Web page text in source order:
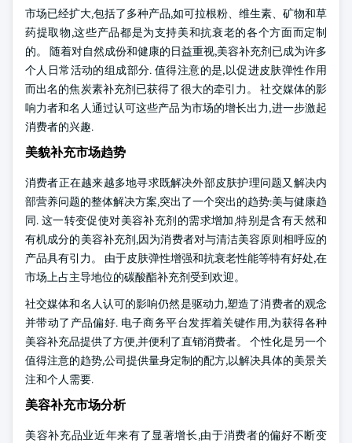
市场已经扩大,包括了多种产品,如可拉根粉、维生素、矿物和草
药提取物,这些产品都是为支持美和抗衰老的各个方面而定制
的。 随着对自然成份和健康的日益重视,美容补充剂已成为许多
个人日常活动的组成部分. 值得注意的是,以促进皮肤弹性作用
而出名的焦炭素补充剂已获得了很大的牵引力。 社交媒体的影
响力者和名人通过认可这些产品为市场的增长出力,进一步激起
消费者的兴趣.
美貌补充市场趋势
消费者正在越来越多地寻求既解决外部皮肤护理问题又解决内
部营养问题的整体解决方案,突出了一个突出的趋势:美与健康趋
同. 这一转变促使对美容补充剂的需求增加,特别是含有天然和
有机成分的美容补充剂,因为消费者对与清洁美容原则相呼应的
产品具有引力。 由于皮肤弹性增强和抗衰老性能等特有好处,在
市场上占主导地位的碳酸酯补充剂受到欢迎。
社交媒体和名人认可的影响仍然是驱动力,塑造了消费者的观念
并带动了产品偏好. 电子商务平台发挥着关键作用,为获得各种
美容补充品提供了方便,并便利了直销消费者。 个性化是另一个
值得注意的趋势,公司提供量身定制的配方,以解决具体的美景关
注和个人需要.
美容补充市场分析
美容补充品业近年来有了显著增长,由于消费者的偏好不断变